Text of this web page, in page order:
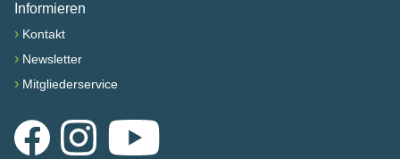
Informieren
› Kontakt
› Newsletter
› Mitgliederservice
FacebookInstagramYouTube